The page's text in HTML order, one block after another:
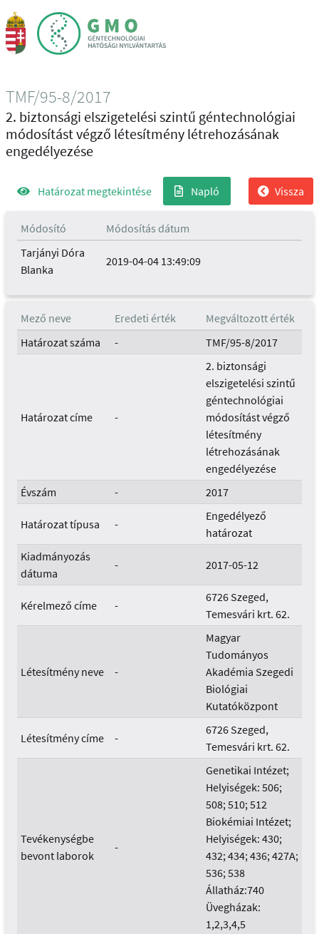
TMF/95-8/2017
2. biztonsági elszigetelési szintű géntechnológiai
módosítást végző létesítmény létrehozásának
engedélyezése
Határozat megtekintése Napló Vissza
Módosító
Módosítás dátum
Tarjányi Dóra
Blanka
2019-04-04 13:49:09
Mező neve Eredeti érték
Megváltozott érték
Határozat száma
- TMF/95-8/2017
Határozat címe -
2. biztonsági
elszigetelési szintű
géntechnológiai
módosítást végző
létesítmény
létrehozásának
engedélyezése
Évszám
- 2017
Határozat típusa -
Engedélyező
határozat
Kiadmányozás
dátuma
- 2017-05-12
Kérelmező címe -
6726 Szeged,
Temesvári krt. 62.
Létesítmény neve -
Magyar
Tudományos
Akadémia Szegedi
Biológiai
Kutatóközpont
Létesítmény címe -
6726 Szeged,
Temesvári krt. 62.
Tevékenységbe
bevont laborok
-
Genetikai Intézet;
Helyiségek: 506;
508; 510; 512
Biokémiai Intézet;
Helyiségek: 430;
432; 434; 436; 427A;
536; 538
Állatház:740
Üvegházak:
1,2,3,4,5